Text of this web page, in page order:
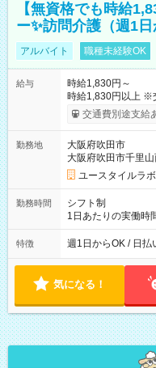
【無資格でも時給
ー✨訪問介護（週1
アルバイト 職種未経験OK
給与
時給1,830円～
時給1,830円以上 ※
考慮して決定します 【収入例】 週1回勤務の場合：1,830円×8時
間×4回=5万8,560円 週3回勤務の場合：1,830円×8時間×12回
月 ※ 雇用形態と給
用形態：本採用時
交通費別途支給
勤務地
大阪府吹田市
大阪府吹田市千里山
ユースタイルラ
勤務時間
シフト制
1日あたりの実働時
00 ※週1日～OK ／ 夜勤専従 ＊＊ 勤務時間例 ＊＊ ■22時か
ら翌7時 ■23時から翌8
ます。 ※曜日固定
特徴 週1日からOK / 日払
気になる！